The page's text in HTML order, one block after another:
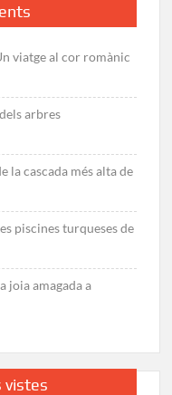
viatge al cor romànic
arbres
la cascada més alta de
piscines turqueses de
joia amagada a
vistes